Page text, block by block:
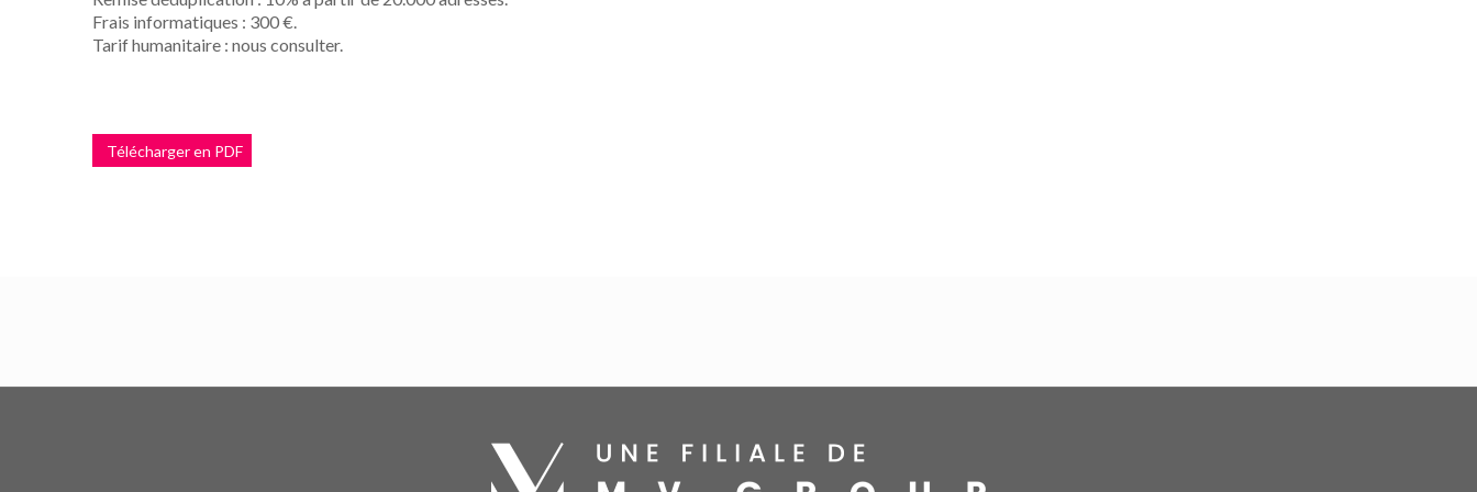
Frais informatiques : 300 €.
Tarif humanitaire : nous consulter.
Télécharger en PDF